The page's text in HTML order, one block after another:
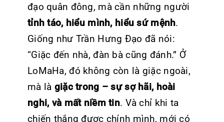
đạo quân đông, mà cần những người
tỉnh táo, hiểu mình, hiểu sứ mệnh.
Giống như Trần Hưng Đạo đã nói:
“Giặc đến nhà, đàn bà cũng đánh.” Ở
LoMaHa, đó không còn là giặc ngoài,
mà là giặc trong – sự sợ hãi, hoài
nghi, và mất niềm tin. Và chỉ khi ta
chiến thắng được chính mình, mới có